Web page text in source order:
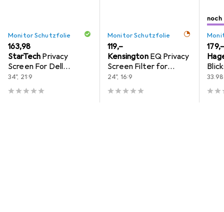
Monitor Schutzfolie
EUR
163,98
StarTech Privacy
Screen For Dell
P3424WE
34", 21:9
Monitor Schutzfolie
EUR
119,–
Kensington EQ Privacy
Screen Filter for
24inch Monitors 16:9
24", 16:9
2/ 2
2
noch
EUR